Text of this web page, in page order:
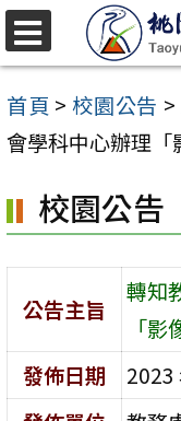
跳
至
主
要
容
區
首頁 > 校園公告 >
會學科中心辦理「
校園公告
公告主旨
轉知
「
發佈日期
2023
選
單